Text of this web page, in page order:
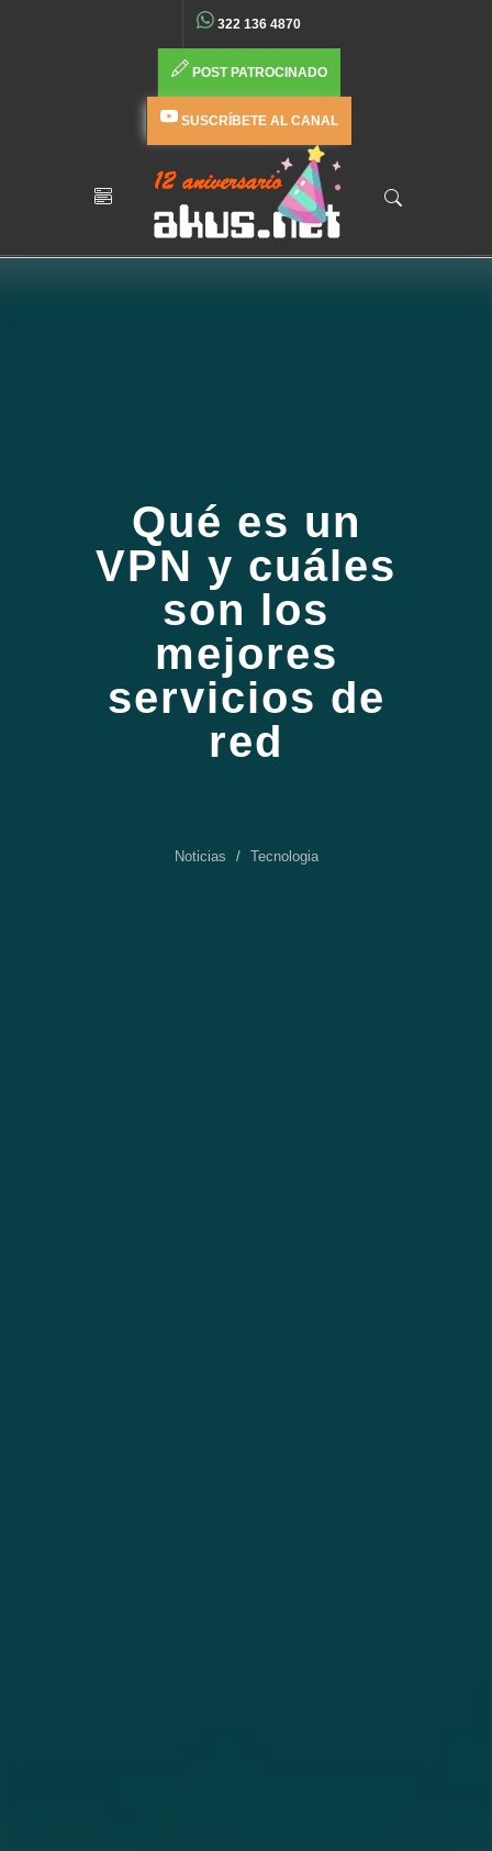
322 136 4870
POST PATROCINADO
SUSCRÍBETE AL CANAL
Qué es un
VPN y cuáles
son los
mejores
servicios de
red
Noticias Tecnologia